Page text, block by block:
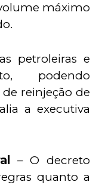
máximo
petroleiras e
podendo
reinjeção de
a executiva
– O decreto
quanto a